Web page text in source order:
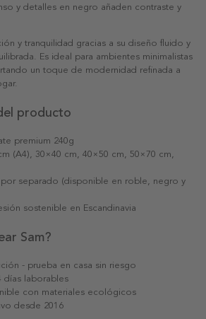
y detalles en negro añaden contraste y
y tranquilidad gracias a su diseño fluido y
Es ideal para ambientes minimalistas
un toque de modernidad refinada a
producto
premium 240g
(A4), 30×40 cm, 40×50 cm, 50×70 cm,
separado (disponible en roble, negro y
sostenible en Escandinavia
Sam?
- prueba en casa sin riesgo
días laborables
con materiales ecológicos
desde 2016